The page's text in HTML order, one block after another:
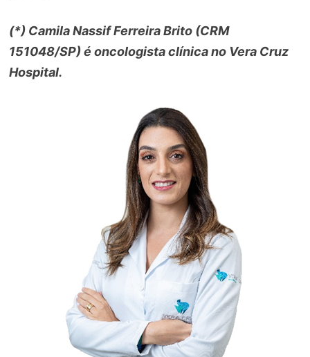
(*) Camila Nassif Ferreira Brito (CRM
151048/SP) é oncologista clínica no Vera Cruz
Hospital.